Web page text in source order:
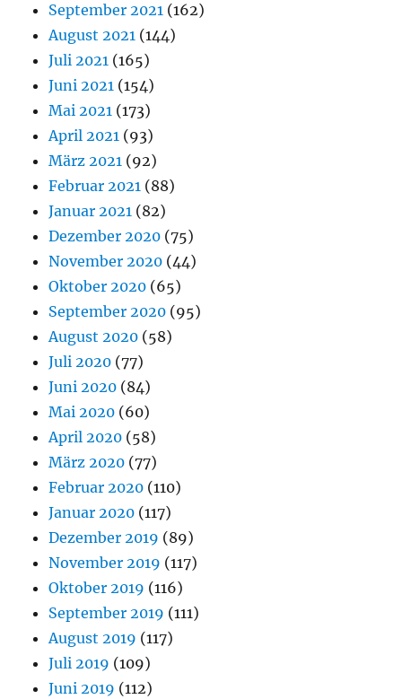
September 2021 (162)
August 2021 (144)
Juli 2021 (165)
Juni 2021 (154)
Mai 2021 (173)
April 2021 (93)
März 2021 (92)
Februar 2021 (88)
Januar 2021 (82)
Dezember 2020 (75)
November 2020 (44)
Oktober 2020 (65)
September 2020 (95)
August 2020 (58)
Juli 2020 (77)
Juni 2020 (84)
Mai 2020 (60)
April 2020 (58)
März 2020 (77)
Februar 2020 (110)
Januar 2020 (117)
Dezember 2019 (89)
November 2019 (117)
Oktober 2019 (116)
September 2019 (111)
August 2019 (117)
Juli 2019 (109)
Juni 2019 (112)